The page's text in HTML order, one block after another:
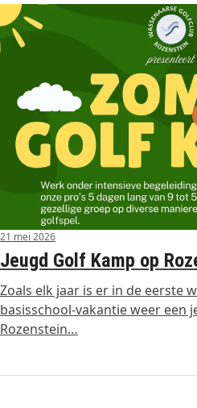
21 mei 2026
Jeugd Golf Kamp op
Zoals elk jaar is er in de eerste
basisschool-vakantie weer een
Rozenstein…